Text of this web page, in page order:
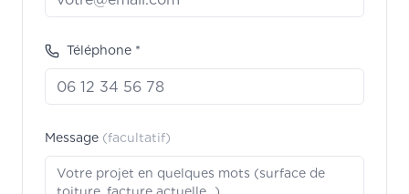
Téléphone *
Message (facultatif)